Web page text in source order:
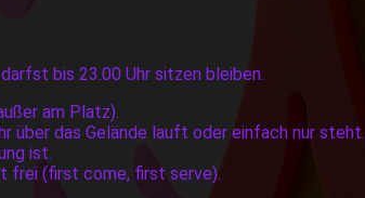
bis 23.00 Uhr sitzen bleiben.
am Platz).
über das Gelände lauft oder einfach nur steht.
ist.
frei (first come, first serve).